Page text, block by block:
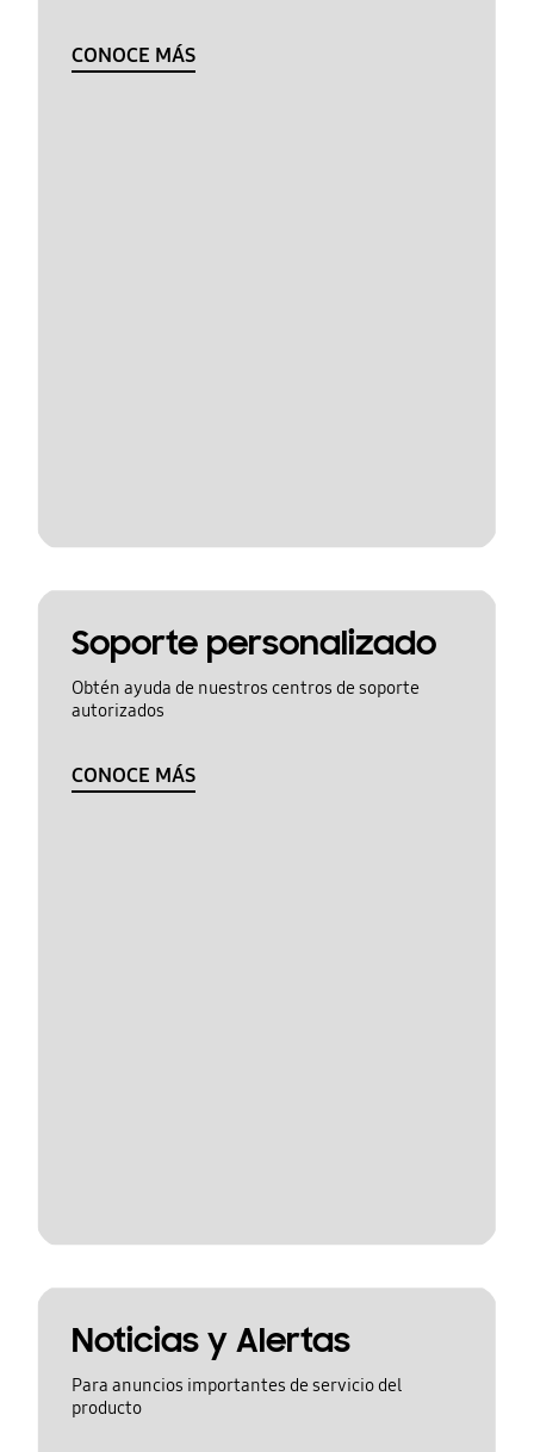
CONOCE MÁS
Soporte personalizado
Obtén ayuda de nuestros centros de soporte
autorizados
CONOCE MÁS
Noticias y Alertas
Para anuncios importantes de servicio del
producto